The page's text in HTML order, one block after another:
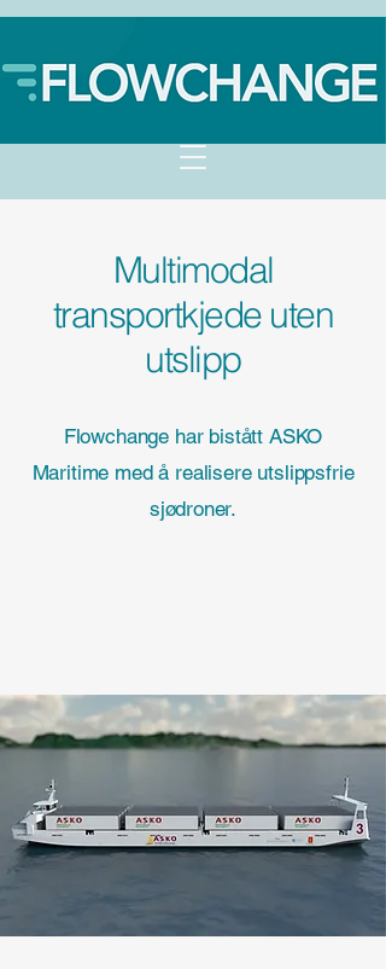
Multimodal
transportkjede uten
utslipp
Flowchange har bistått ASKO
Maritime med å realisere utslippsfrie
sjødroner.